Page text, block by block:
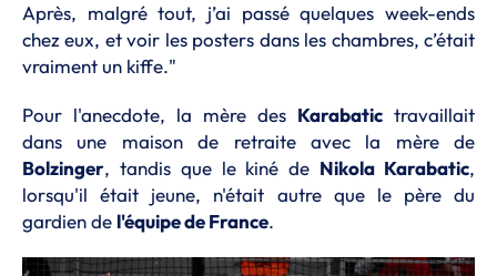
Après, malgré tout, j’ai passé quelques week-ends
chez eux, et voir les posters dans les chambres, c’était
vraiment un kiffe."
Pour l'anecdote, la mère des Karabatic travaillait
dans une maison de retraite avec la mère de
Bolzinger, tandis que le kiné de Nikola Karabatic,
lorsqu'il était jeune, n'était autre que le père du
gardien de l'équipe de France.